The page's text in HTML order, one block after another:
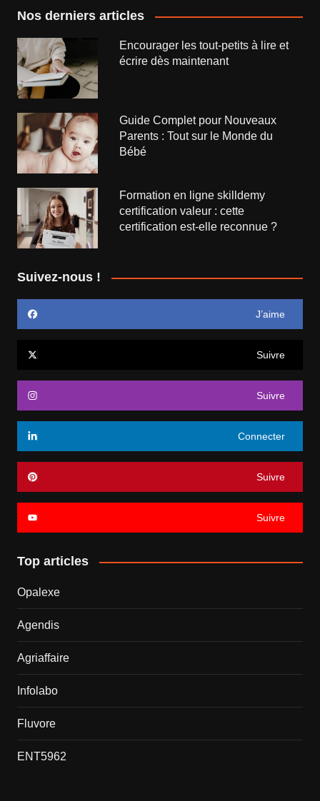
Nos derniers articles
Encourager les tout-petits à lire et
écrire dès maintenant
Guide Complet pour Nouveaux
Parents : Tout sur le Monde du
Bébé
Formation en ligne skilldemy
certification valeur : cette
certification est-elle reconnue ?
Suivez-nous !
J’aime
Suivre
Suivre
Connecter
Suivre
Suivre
Top articles
Opalexe
Agendis
Agriaffaire
Infolabo
Fluvore
ENT5962